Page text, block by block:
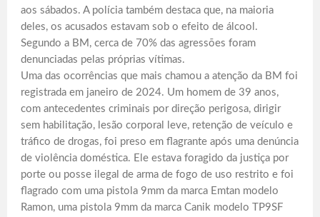
aos sábados. A polícia também destaca que, na maioria
deles, os acusados estavam sob o efeito de álcool.
Segundo a BM, cerca de 70% das agressões foram
denunciadas pelas próprias vítimas.
Uma das ocorrências que mais chamou a atenção da BM foi
registrada em janeiro de 2024. Um homem de 39 anos,
com antecedentes criminais por direção perigosa, dirigir
sem habilitação, lesão corporal leve, retenção de veículo e
tráfico de drogas, foi preso em flagrante após uma denúncia
de violência doméstica. Ele estava foragido da justiça por
porte ou posse ilegal de arma de fogo de uso restrito e foi
flagrado com uma pistola 9mm da marca Emtan modelo
Ramon, uma pistola 9mm da marca Canik modelo TP9SF